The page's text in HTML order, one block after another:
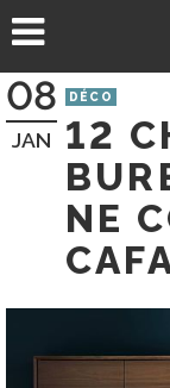
au
08
JAN
DÉCO
12
NE